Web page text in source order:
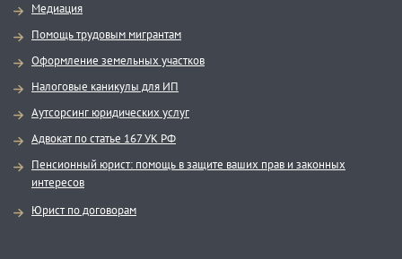
Медиация
Помощь трудовым мигрантам
Оформление земельных участков
Налоговые каникулы для ИП
Аутсорсинг юридических услуг
Адвокат по статье 167 УК РФ
Пенсионный юрист: помощь в защите ваших прав и законных
интересов
Юрист по договорам